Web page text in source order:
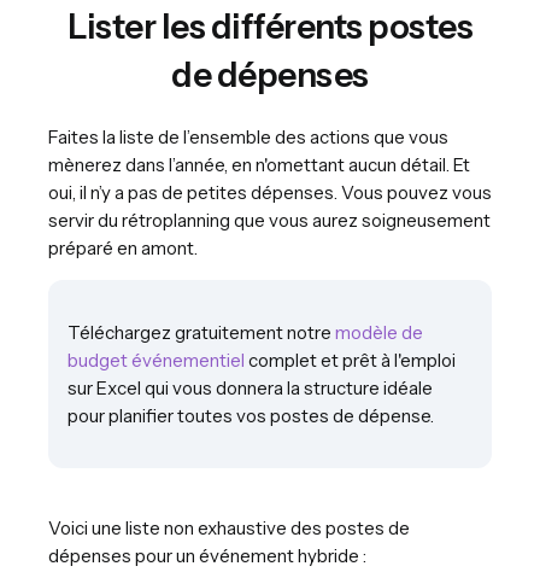
Lister les différents postes
de dépenses
Faites la liste de l’ensemble des actions que vous
mènerez dans l’année, en n'omettant aucun détail. Et
oui, il n’y a pas de petites dépenses. Vous pouvez vous
servir du rétroplanning que vous aurez soigneusement
préparé en amont.
Téléchargez gratuitement notre modèle de
budget événementiel complet et prêt à l'emploi
sur Excel qui vous donnera la structure idéale
pour planifier toutes vos postes de dépense.
Voici une liste non exhaustive des postes de
dépenses pour un événement hybride :